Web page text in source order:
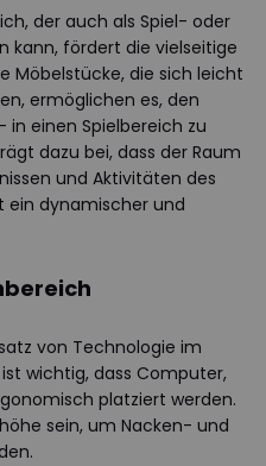
der auch als Spiel- oder
kann, fördert die vielseitige
Möbelstücke, die sich leicht
ermöglichen es, den
in einen Spielbereich zu
dazu bei, dass der Raum
und Aktivitäten des
ein dynamischer und
von Technologie im
wichtig, dass Computer,
platziert werden.
sein, um Nacken- und